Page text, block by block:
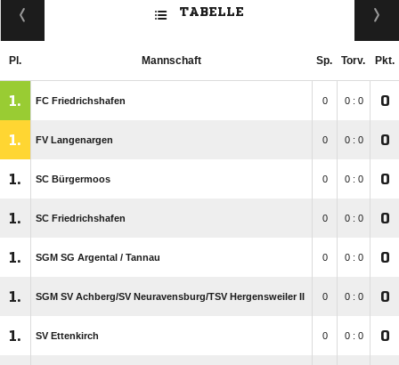
TABELLE
Pl. Mannschaft Sp. Torv. Pkt.
1. FC Friedrichshafen 0 0 : 0 0
1. FV Langenargen 0 0 : 0 0
1. SC Bürgermoos 0 0 : 0 0
1. SC Friedrichshafen 0 0 : 0 0
1. SGM SG Argental /​ Tannau 0 0 : 0 0
1. SGM SV Achberg/​SV Neuravensburg/​TSV Hergensweiler II 0 0 : 0 0
1. SV Ettenkirch 0 0 : 0 0